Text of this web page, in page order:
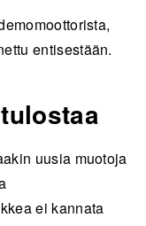
entisestään.
uusia muotoja
ei kannata